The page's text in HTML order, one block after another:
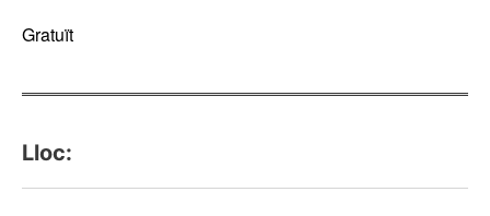
Gratuït
Lloc: